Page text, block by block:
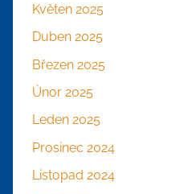
Květen 2025
Duben 2025
Březen 2025
Únor 2025
Leden 2025
Prosinec 2024
Listopad 2024